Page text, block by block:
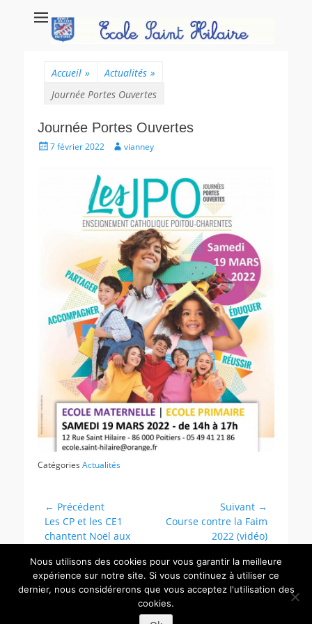
Ecole Saint Hilaire
Poitiers
Ecole maternelle et primaire, école privée catholique à Poitiers.
Accueil » Actualités »
Journée Portes Ouvertes
Journée Portes Ouvertes
Posté7 février 2022 Auteur
vianney
Catégories Actualités
Navigation
de
l’article
← Précédent
Article
précédent :
Les CP et les CE1
chantent Noël aux
Suivant →
Article
Course contre la Faim
2022 (vidéo)
ECOLE MATERNELLE ET PRIMAIRE | ECOLE PRIVEE CATHOLIQUE
POITIERS
Ecole Saint Hilaire Poitiers
Nous utilisons des cookies pour vous garantir la meilleure
expérience sur notre site. Si vous continuez à utiliser ce
dernier, nous considérerons que vous acceptez l'utilisation des
cookies.